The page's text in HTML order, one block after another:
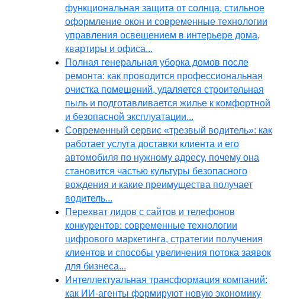
функциональная защита от солнца, стильное
оформление окон и современные технологии
управления освещением в интерьере дома,
квартиры и офиса...
Полная генеральная уборка домов после
ремонта: как проводится профессиональная
очистка помещений, удаляется строительная
пыль и подготавливается жилье к комфортной
и безопасной эксплуатации...
Современный сервис «трезвый водитель»: как
работает услуга доставки клиента и его
автомобиля по нужному адресу, почему она
становится частью культуры безопасного
вождения и какие преимущества получает
водитель...
Перехват лидов с сайтов и телефонов
конкурентов: современные технологии
цифрового маркетинга, стратегии получения
клиентов и способы увеличения потока заявок
для бизнеса...
Интеллектуальная трансформация компаний:
как ИИ-агенты формируют новую экономику